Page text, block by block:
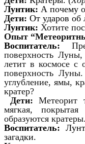
Лунтик: А почему
Дети: От ударов об
Лунтик: Хотите
Опыт
Воспитатель:
поверхность
летит в космосе с
поверхность
углубление, ямы,
кратер?
Дети: Метеорит
мягкая,
образуются кратеры.
Воспитатель:
загадки.